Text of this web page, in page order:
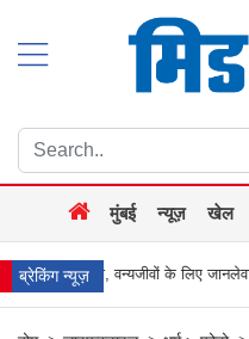
मुंबई न्यूज़ खेल
ब्रेकिंग न्यूज़
हो सकता है खतरा हजारों की